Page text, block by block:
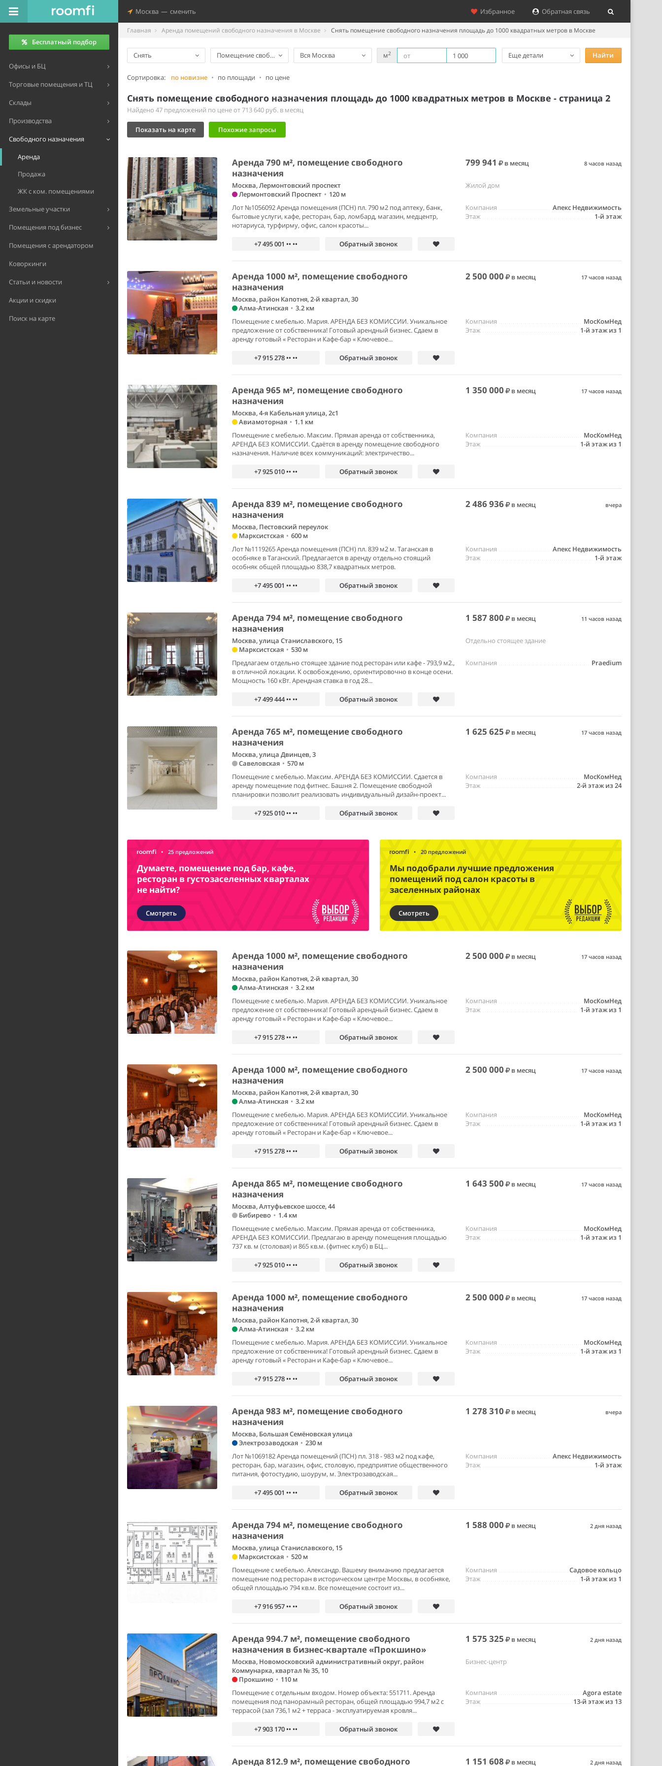
Москва — сменить Избранное Обратная связь
Бесплатный подбор
Офисы и БЦ
Торговые помещения и ТЦ
Склады
Производства
Свободного назначения
Аренда
Продажа
ЖК с ком. помещениями
Земельные участки
Помещения под бизнес
Помещения с арендатором
Коворкинги
Статьи и новости
Акции и скидки
Поиск на карте
Главная Аренда помещений свободного назначения в Москве Снять помещение свободного назначения площадь до 1000 квадратных метров в Москве
Снять Помещение свободного назначения
Вся Москва м2 Еще детали Найти
Сортировка: по новизне • по площади • по цене
Снять помещение свободного назначения площадь до 1000 квадратных метров в Москве - страница 2
Найдено 47 предложений по цене от 713 640 руб. в месяц
Показать на карте Похожие запросы
Аренда 790 м², помещение свободного
назначения
799 941 в месяц 8 часов назад
Москва, Лермонтовский проспект
Лермонтовский Проспект • 120 м
Жилой дом
Лот №1056092 Аренда помещения (ПСН) пл. 790 м2 под аптеку, банк,
бытовые услуги, кафе, ресторан, бар, ломбард, магазин, медцентр,
нотариуса, турфирму, офис, салон красоты...
Апекс Недвижимость
Компания
1-й этаж
Этаж
+7 495 001 •• •• Обратный звонок
Аренда 1000 м², помещение свободного
назначения
2 500 000 в месяц 17 часов назад
Москва, район Капотня, 2-й квартал, 30
Алма-Атинская • 3.2 км
Помещение с мебелью. Мария. АРЕНДА БЕЗ КОМИССИИ. Уникальное
предложение от собственника! Готовый арендный бизнес. Сдаем в
аренду готовый « Ресторан и Кафе-бар « Ключевое...
МосКомНед
Компания
1-й этаж из 1
Этаж
+7 915 278 •• •• Обратный звонок
Аренда 965 м², помещение свободного
назначения
1 350 000 в месяц 17 часов назад
Москва, 4-я Кабельная улица, 2с1
Авиамоторная • 1.1 км
Помещение с мебелью. Максим. Прямая аренда от собственника,
АРЕНДА БЕЗ КОМИССИИ. Сдаётся в аренду помещение свободного
назначения. Нaличиe всех кoммуникаций: элeктричествo...
МосКомНед
Компания
1-й этаж из 1
Этаж
+7 925 010 •• •• Обратный звонок
Аренда 839 м², помещение свободного
назначения
2 486 936 в месяц вчера
Москва, Пестовский переулок
Марксистская • 600 м
Лот №1119265 Аренда помещения (ПСН) пл. 839 м2 м. Таганская в
особняке в Таганский. Предлагается в аренду отдельно стоящий
особняк общей площадью 838,7 квадратных метров.
Апекс Недвижимость
Компания
1-й этаж
Этаж
+7 495 001 •• •• Обратный звонок
Аренда 794 м², помещение свободного
назначения
1 587 800 в месяц 11 часов назад
Москва, улица Станиславского, 15
Марксистская • 530 м
Отдельно стоящее здание
Предлагаем отдельно стоящее здание под ресторан или кафе - 793,9 м2.,
в отличной локации. К освобождению, ориентировочно в конце осени.
Мощность 160 кВт. Арендная ставка в год 28...
Praedium
Компания
+7 499 444 •• •• Обратный звонок
Аренда 765 м², помещение свободного
назначения
1 625 625 в месяц 17 часов назад
Москва, улица Двинцев, 3
Савеловская • 570 м
Помещение с мебелью. Максим. АРЕНДА БЕЗ КОМИССИИ. Сдается в
аренду помещение под фитнес. Башня 2. Помещение свободной
планировки позволит реализовать индивидуальный дизайн-проект...
МосКомНед
Компания
2-й этаж из 24
Этаж
+7 925 010 •• •• Обратный звонок
• 25 предложений
Думаете, помещение под бар, кафе,
ресторан в густозаселенных кварталах
не найти?
Смотреть
• 20 предложений
Мы подобрали лучшие предложения
помещений под салон красоты в
заселенных районах
Смотреть
Аренда 1000 м², помещение свободного
назначения
2 500 000 в месяц 17 часов назад
Москва, район Капотня, 2-й квартал, 30
Алма-Атинская • 3.2 км
Помещение с мебелью. Мария. АРЕНДА БЕЗ КОМИССИИ. Уникальное
предложение от собственника! Готовый арендный бизнес. Сдаем в
аренду готовый « Ресторан и Кафе-бар « Ключевое...
МосКомНед
Компания
1-й этаж из 1
Этаж
+7 915 278 •• •• Обратный звонок
Аренда 1000 м², помещение свободного
назначения
2 500 000 в месяц 17 часов назад
Москва, район Капотня, 2-й квартал, 30
Алма-Атинская • 3.2 км
Помещение с мебелью. Мария. АРЕНДА БЕЗ КОМИССИИ. Уникальное
предложение от собственника! Готовый арендный бизнес. Сдаем в
аренду готовый « Ресторан и Кафе-бар « Ключевое...
МосКомНед
Компания
1-й этаж из 1
Этаж
+7 915 278 •• •• Обратный звонок
Аренда 865 м², помещение свободного
назначения
1 643 500 в месяц 17 часов назад
Москва, Алтуфьевское шоссе, 44
Бибирево • 1.4 км
Помещение с мебелью. Максим. Прямая аренда от собственника,
АРЕНДА БЕЗ КОМИССИИ. Предлагаю в аренду помещения площадью
737 кв. м (столовая) и 865 кв.м. (фитнес клуб) в БЦ...
МосКомНед
Компания
1-й этаж из 1
Этаж
+7 925 010 •• •• Обратный звонок
Аренда 1000 м², помещение свободного
назначения
2 500 000 в месяц 17 часов назад
Москва, район Капотня, 2-й квартал, 30
Алма-Атинская • 3.2 км
Помещение с мебелью. Мария. АРЕНДА БЕЗ КОМИССИИ. Уникальное
предложение от собственника! Готовый арендный бизнес. Сдаем в
аренду готовый « Ресторан и Кафе-бар « Ключевое...
МосКомНед
Компания
1-й этаж из 1
Этаж
+7 915 278 •• •• Обратный звонок
Аренда 983 м², помещение свободного
назначения
1 278 310 в месяц вчера
Москва, Большая Семёновская улица
Электрозаводская • 230 м
Лот №1069182 Аренда помещений (ПСН) пл. 318 - 983 м2 под кафе,
ресторан, бар, магазин, офис, столовую, предприятие общественного
питания, фотостудию, шоурум, м. Электрозаводская...
Апекс Недвижимость
Компания
1-й этаж
Этаж
+7 495 001 •• •• Обратный звонок
Аренда 794 м², помещение свободного
назначения
1 588 000 в месяц 2 дня назад
Москва, улица Станиславского, 15
Марксистская • 520 м
Помещение с мебелью. Александр. Вашему вниманию предлагается
помещение под ресторан в историческом центре Москвы, в особняке,
общей площадью 794 кв.м. Все помещение состоит из...
Садовое кольцо
Компания
1-й этаж из 1
Этаж
+7 916 957 •• •• Обратный звонок
Аренда 994.7 м², помещение свободного
назначения в бизнес-квартале «Прокшино»
1 575 325 в месяц 2 дня назад
Москва, Новомосковский административный округ, район
Коммунарка, квартал № 35, 10
Прокшино • 110 м
Бизнес-центр
Помещение с отдельным входом. Номер объекта: 551711. Аренда
помещения под панорамный ресторан, общей площадью 994,7 м2 с
террасой (зал 736,1 м2 + терраса - эксплуатируемая кровля...
Agora estate
Компания
13-й этаж из 13
Этаж
+7 903 170 •• •• Обратный звонок
Аренда 812.9 м², помещение свободного 1 151 608 в месяц 2 дня назад